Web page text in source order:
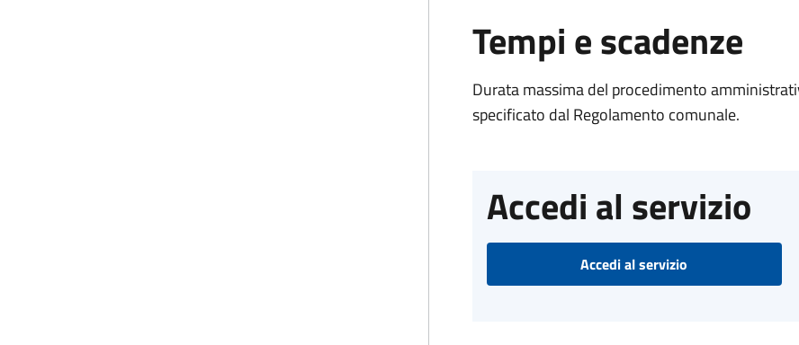
Tempi e scadenze
Durata massima del procedimento
specificato dal Regolamento comunale.
Accedi al servizio
Accedi al servizio